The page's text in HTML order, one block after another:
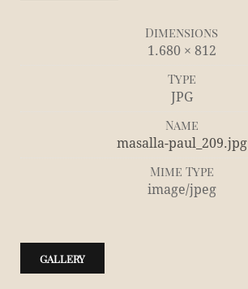
Dimensions
1.680 × 812
Type
JPG
Name
masalla-paul_209.jpg
Mime Type
image/jpeg
GALLERY